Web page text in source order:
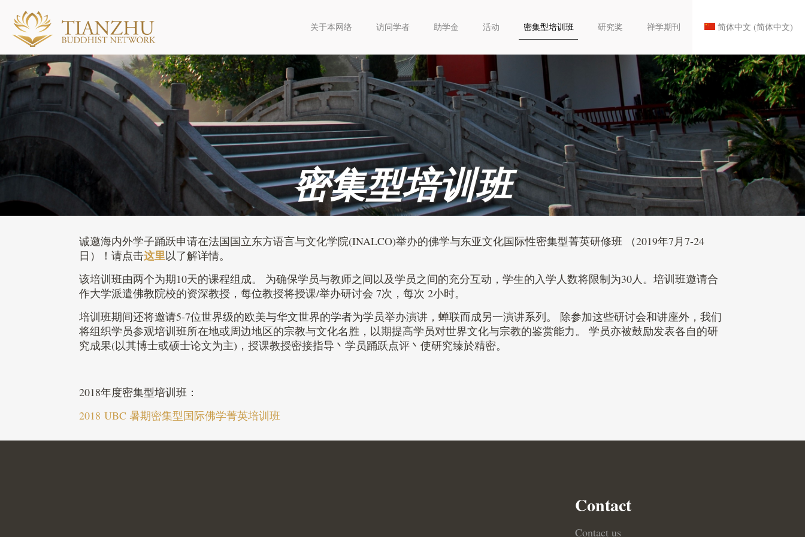
关于本网络 访问学者 助学金 活动 密集型培训班 研究奖 禅学期刊 简体中文 (简体中文)
密集型培训班
诚邀海内外学子踊跃申请在法国国立东方语言与文化学院(INALCO)举办的佛学与东亚文化国际性密集型菁英研修班 （2019年7月7-24
日）！请点击这里以了解详情。
该培训班由两个为期10天的课程组成。 为确保学员与教师之间以及学员之间的充分互动，学生的入学人数将限制为30人。培训班邀请合
作大学派遣佛教院校的资深教授，每位教授将授课/举办研讨会 7次，每次 2小时。
培训班期间还将邀请5-7位世界级的欧美与华文世界的学者为学员举办演讲，蝉联而成另一演讲系列。 除参加这些研讨会和讲座外，我们
将组织学员参观培训班所在地或周边地区的宗教与文化名胜，以期提高学员对世界文化与宗教的鉴赏能力。 学员亦被鼓励发表各自的研
究成果(以其博士或硕士论文为主)，授课教授密接指导丶学员踊跃点评丶使研究臻於精密。
2018年度密集型培训班：
2018 UBC 暑期密集型国际佛学菁英培训班
Contact
Contact us